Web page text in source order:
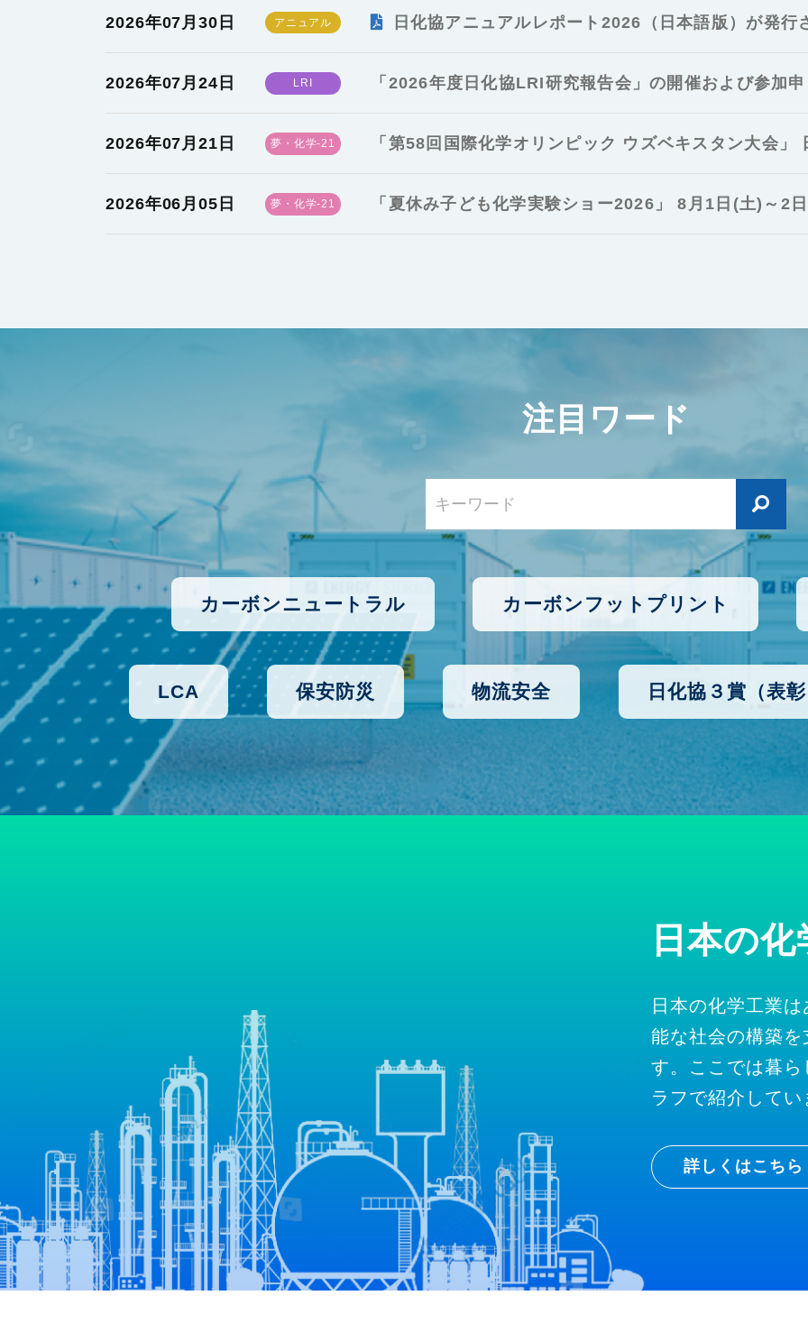
2026年07月30日 日化協アニュアルレポート2026（日本語版）が発行
2026年07月24日 LRI 「2026年度日化協LRI研究報告会」の開催および参加
2026年07月21日 夢・化学-21 「第58回国際化学オリンピック ウズベキスタン大会」
2026年06月05日 夢・化学-21 「夏休み子ども化学実験ショー2026」 8月1日(土)～2
注目ワード
カーボンニュートラル カーボンフットプリント
LCA 保安防災 物流安全 日化協３賞（表彰
日本の
日本の化学工業
能な社会の構築を
す。ここでは暮
ラフで紹介してい
詳しくはこちら